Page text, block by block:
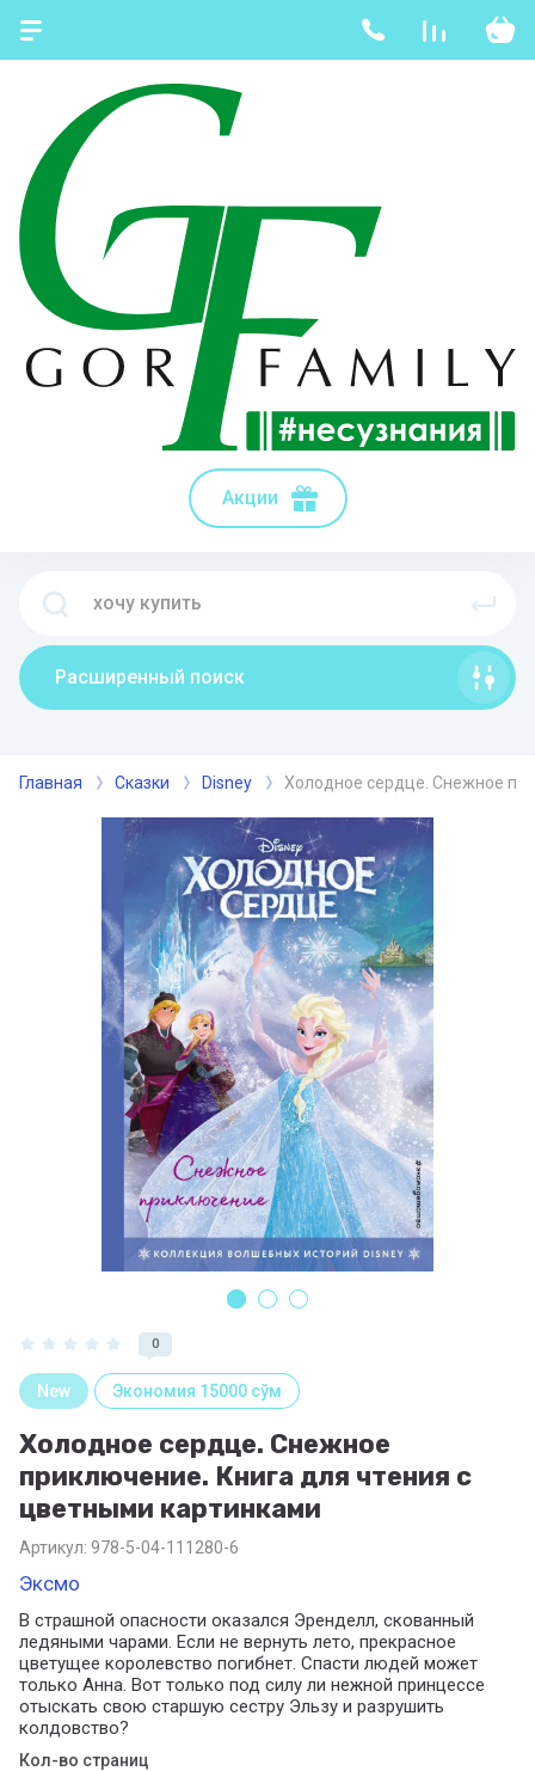
Акции
Расширенный поиск
Главная Сказки Disney Холодное сердце. Снежное
0
New Экономия 15000 сўм
Холодное сердце. Снежное
приключение. Книга для чтения с
цветными картинками
Артикул: 978-5-04-111280-6
Эксмо
В страшной опасности оказался Эренделл, скованный
ледяными чарами. Если не вернуть лето, прекрасное
цветущее королевство погибнет. Спасти людей может
только Анна. Вот только под силу ли нежной принцессе
отыскать свою старшую сестру Эльзу и разрушить
колдовство?
Кол-во страниц